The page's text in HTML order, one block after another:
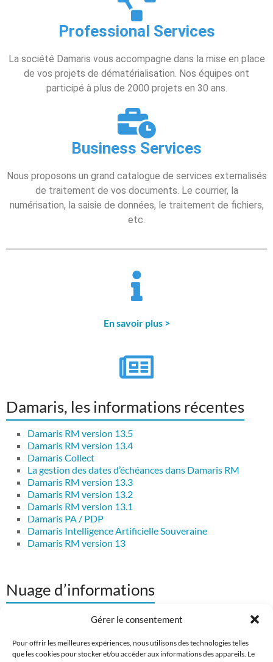
Gérer le consentement
Pour offrir les meilleures expériences, nous utilisons des technologies telles
que les cookies pour stocker et/ou accéder aux informations des appareils. Le
Professional Services
La société Damaris vous accompagne dans la mise en place
de vos projets de dématérialisation. Nos équipes ont
participé à plus de 2000 projets en 30 ans.
Business Services
Nous proposons un grand catalogue de services externalisés
de traitement de vos documents. Le courrier, la
numérisation, la saisie de données, le traitement de fichiers,
etc.
En savoir plus >
Damaris, les informations récentes
Damaris RM version 13.5
Damaris RM version 13.4
Damaris Collect
La gestion des dates d’échéances dans Damaris RM
Damaris RM version 13.3
Damaris RM version 13.2
Damaris RM version 13.1
Damaris PA / PDP
Damaris Intelligence Artificielle Souveraine
Damaris RM version 13
Nuage d’informations
Atelier de numérisationcoffre-fort
Damaris
RM Damaris Scan Manager Document d'arpentage Dossiers salariés